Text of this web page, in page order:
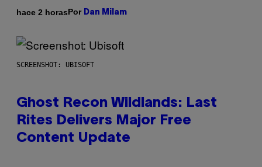
hace 2 horasPor Dan Milam
SCREENSHOT: UBISOFT
Ghost Recon Wildlands: Last
Rites Delivers Major Free
Content Update